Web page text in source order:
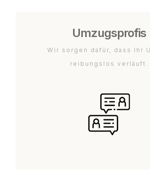
Umzugsprofis
Wir sorgen dafür, dass Ihr
reibungslos verläuft.